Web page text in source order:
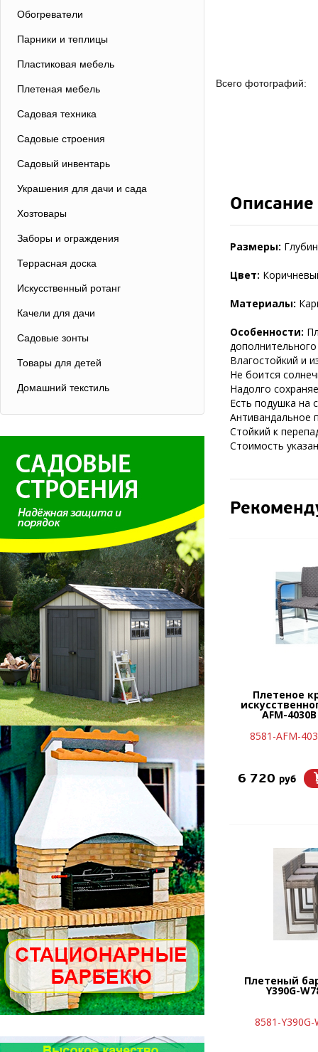
Обогреватели
Парники и теплицы
Пластиковая мебель
Плетеная мебель
Садовая техника
Садовые строения
Садовый инвентарь
Украшения для дачи и сада
Хозтовары
Заборы и ограждения
Террасная доска
Искусственный ротанг
Качели для дачи
Садовые зонты
Товары для детей
Домашний текстиль
Всего фотографий:
Описание
Размеры:
Цвет:
Материалы:
Особенности:
Влагостойкий и
Не боится
Надолго
Есть подушка на
Антивандальное
Стойкий к
Стоимость
Плетеное
AFM-
8581-AFM-
6 720 руб
Плетеный
Y390G-
8581-Y390G-